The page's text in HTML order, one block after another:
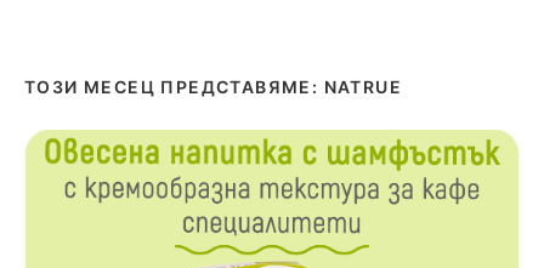
ТОЗИ МЕСЕЦ ПРЕДСТАВЯМЕ: NATRUE